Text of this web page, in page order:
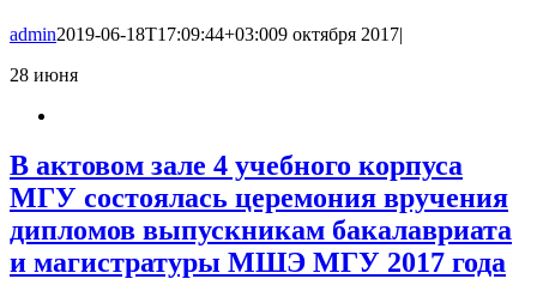
admin2019-06-18T17:09:44+03:009 октября 2017|
28 июня
В актовом зале 4 учебного корпуса
МГУ состоялась церемония вручения
дипломов выпускникам бакалавриата
и магистратуры МШЭ МГУ 2017 года